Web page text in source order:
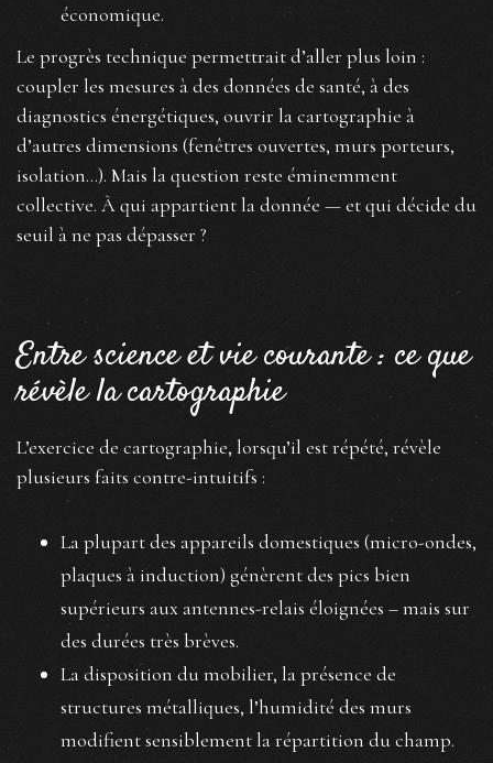
économique.
Le progrès technique permettrait d’aller plus loin :
coupler les mesures à des données de santé, à des
diagnostics énergétiques, ouvrir la cartographie à
d’autres dimensions (fenêtres ouvertes, murs porteurs,
isolation...). Mais la question reste éminemment
collective. À qui appartient la donnée — et qui décide du
seuil à ne pas dépasser ?
Entre science et vie courante : ce que
révèle la cartographie
L’exercice de cartographie, lorsqu’il est répété, révèle
plusieurs faits contre-intuitifs :
La plupart des appareils domestiques (micro-ondes,
plaques à induction) génèrent des pics bien
supérieurs aux antennes-relais éloignées – mais sur
des durées très brèves.
La disposition du mobilier, la présence de
structures métalliques, l’humidité des murs
modifient sensiblement la répartition du champ.